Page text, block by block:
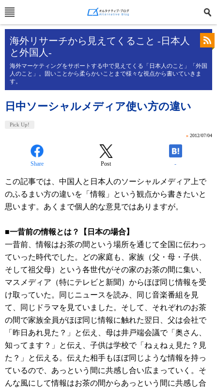
海外リサーチから見えてくること -日本人
と外国人-
海外マーケティングをサポートする中で見えてくる「日本人のこと」「外国
人のこと」。固いことから柔らかいことまで様々な視点から書いていきま
す。
日中ソーシャルメディア使い方の違い
Pick Up!
» 2012/07/04
Share Post -
この記事では、中国人と日本人のソーシャルメディア上で
のふるまい方の違いを「情報」という観点から書きたいと
思います。あくまで個人的な意見ではありますが。
■一昔前の情報とは？【日本の場合】
一昔前、情報はお茶の間という場所を通じて全国に伝わっ
ていった時代でした。どの家庭も、家族（父・母・子供、
そして祖父母）という各世代がその家のお茶の間に集い、
マスメディア（特にテレビと新聞）からほぼ同じ情報を受
け取っていた。同じニュースを読み、同じ音楽番組を見
て、同じドラマを見ていました。そして、それぞれのお茶
の間で家族全員がほぼ同じ情報に触れた翌日、父は会社で
「昨日あれ見た？」と伝え、母は井戸端会議で「奥さん、
知ってます？」と伝え、子供は学校で「ねぇねぇ見た？見
た？」と伝える。伝えた相手もほぼ同じような情報を持っ
ているので、あっという間に共感し合い広まっていく。そ
んな風にして情報はお茶の間からあっという間に共感し合